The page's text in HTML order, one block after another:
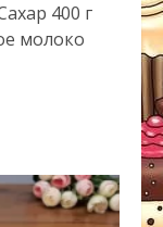
400 г
молоко